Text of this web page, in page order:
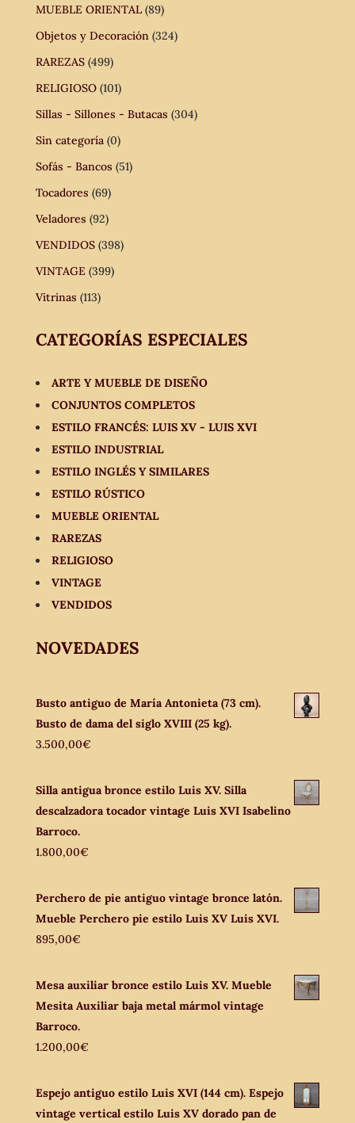
MUEBLE ORIENTAL (89)
Objetos y Decoración (324)
RAREZAS (499)
RELIGIOSO (101)
Sillas - Sillones - Butacas (304)
Sin categoría (0)
Sofás - Bancos (51)
Tocadores (69)
Veladores (92)
VENDIDOS (398)
VINTAGE (399)
Vitrinas (113)
CATEGORÍAS ESPECIALES
ARTE Y MUEBLE DE DISEÑO
CONJUNTOS COMPLETOS
ESTILO FRANCÉS: LUIS XV - LUIS XVI
ESTILO INDUSTRIAL
ESTILO INGLÉS Y SIMILARES
ESTILO RÚSTICO
MUEBLE ORIENTAL
RAREZAS
RELIGIOSO
VINTAGE
VENDIDOS
NOVEDADES
Busto antiguo de María Antonieta (73 cm).
Busto de dama del siglo XVIII (25 kg).
3.500,00€
Silla antigua bronce estilo Luis XV. Silla
descalzadora tocador vintage Luis XVI Isabelino
Barroco.
1.800,00€
Perchero de pie antiguo vintage bronce latón.
Mueble Perchero pie estilo Luis XV Luis XVI.
895,00€
Mesa auxiliar bronce estilo Luis XV. Mueble
Mesita Auxiliar baja metal mármol vintage
Barroco.
1.200,00€
Espejo antiguo estilo Luis XVI (144 cm). Espejo
vintage vertical estilo Luis XV dorado pan de